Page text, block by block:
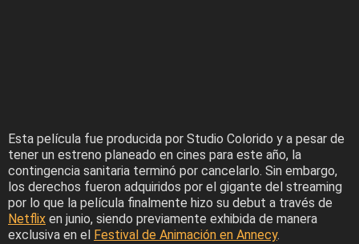
Esta película fue producida por Studio Colorido y a pesar de
tener un estreno planeado en cines para este año, la
contingencia sanitaria terminó por cancelarlo. Sin embargo,
los derechos fueron adquiridos por el gigante del streaming
por lo que la película finalmente hizo su debut a través de
Netflix en junio, siendo previamente exhibida de manera
exclusiva en el
Festival de Animación en Annecy.